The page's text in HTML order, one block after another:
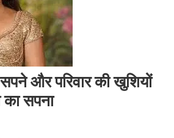
और परिवार की खुशियों
का सपना